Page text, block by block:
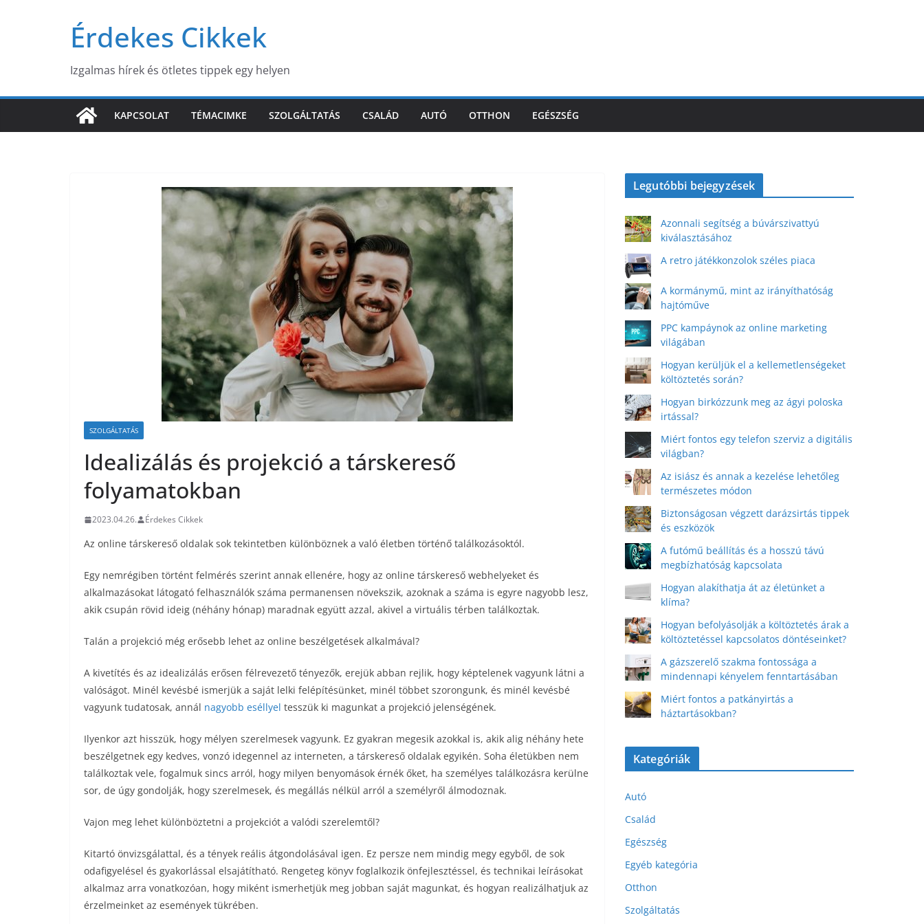
Érdekes Cikkek
Izgalmas hírek és ötletes tippek egy helyen
KAPCSOLAT TÉMACIMKE SZOLGÁLTATÁS CSALÁD AUTÓ OTTHON EGÉSZSÉG
SZOLGÁLTATÁS
Idealizálás és projekció a társkereső
folyamatokban
2023.04.26. Érdekes Cikkek
Az online társkereső oldalak sok tekintetben különböznek a való életben történő találkozásoktól.
Egy nemrégiben történt felmérés szerint annak ellenére, hogy az online társkereső webhelyeket és
alkalmazásokat látogató felhasználók száma permanensen növekszik, azoknak a száma is egyre nagyobb lesz,
akik csupán rövid ideig (néhány hónap) maradnak együtt azzal, akivel a virtuális térben találkoztak.
Talán a projekció még erősebb lehet az online beszélgetések alkalmával?
A kivetítés és az idealizálás erősen félrevezető tényezők, erejük abban rejlik, hogy képtelenek vagyunk látni a
valóságot. Minél kevésbé ismerjük a saját lelki felépítésünket, minél többet szorongunk, és minél kevésbé
vagyunk tudatosak, annál nagyobb eséllyel tesszük ki magunkat a projekció jelenségének.
Ilyenkor azt hisszük, hogy mélyen szerelmesek vagyunk. Ez gyakran megesik azokkal is, akik alig néhány hete
beszélgetnek egy kedves, vonzó idegennel az interneten, a társkereső oldalak egyikén. Soha életükben nem
találkoztak vele, fogalmuk sincs arról, hogy milyen benyomások érnék őket, ha személyes találkozásra kerülne
sor, de úgy gondolják, hogy szerelmesek, és megállás nélkül arról a személyről álmodoznak.
Vajon meg lehet különböztetni a projekciót a valódi szerelemtől?
Kitartó önvizsgálattal, és a tények reális átgondolásával igen. Ez persze nem mindig megy egyből, de sok
odafigyelésel és gyakorlással elsajátítható. Rengeteg könyv foglalkozik önfejlesztéssel, és technikai leírásokat
alkalmaz arra vonatkozóan, hogy miként ismerhetjük meg jobban saját magunkat, és hogyan realizálhatjuk az
érzelmeinket az események tükrében.
Legutóbbi bejegyzések
Azonnali segítség a búvárszivattyú
kiválasztásához
A retro játékkonzolok széles piaca
A kormánymű, mint az irányíthatóság
hajtóműve
PPC kampáynok az online marketing
világában
Hogyan kerüljük el a kellemetlenségeket
költöztetés során?
Hogyan birkózzunk meg az ágyi poloska
irtással?
Miért fontos egy telefon szerviz a digitális
világban?
Az isiász és annak a kezelése lehetőleg
természetes módon
Biztonságosan végzett darázsirtás tippek
és eszközök
A futómű beállítás és a hosszú távú
megbízhatóság kapcsolata
Hogyan alakíthatja át az életünket a
klíma?
Hogyan befolyásolják a költöztetés árak a
költöztetéssel kapcsolatos döntéseinket?
A gázszerelő szakma fontossága a
mindennapi kényelem fenntartásában
Miért fontos a patkányirtás a
háztartásokban?
Kategóriák
Autó
Család
Egészség
Egyéb kategória
Otthon
Szolgáltatás